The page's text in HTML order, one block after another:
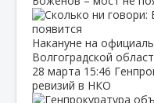
Накануне на
Волгоградской
28 марта 15:46
ревизий в НКО